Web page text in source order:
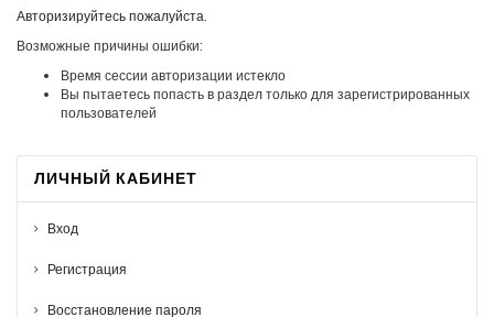
Авторизируйтесь пожалуйста.
Возможные причины ошибки:
Время сессии авторизации истекло
Вы пытаетесь попасть в раздел только для зарегистрированных
пользователей
ЛИЧНЫЙ КАБИНЕТ
Вход
Регистрация
Восстановление пароля